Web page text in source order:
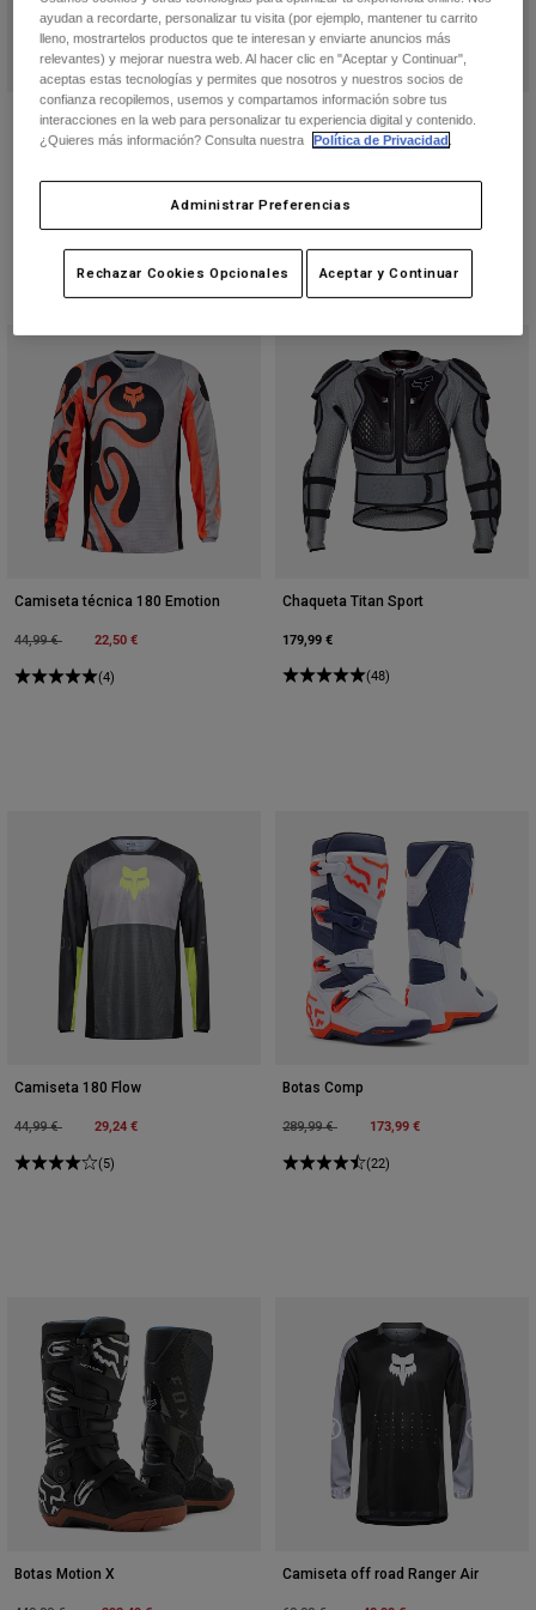
Camiseta 360 Fade
Price reduced from
180 Digi Image Gloves
Price reduced from
29,99 €to 19,49 €
Camiseta técnica 180 Emotion
Price reduced from
44,99 €to 22,50 €
(4)
Chaqueta Titan Sport
179,99 €
(48)
Camiseta 180 Flow
Price reduced from
44,99 €to 29,24 €
(5)
Botas Comp
Price reduced from
289,99 €to 173,99 €
(22)
Botas Motion X Camiseta off road Ranger Air
ayudan a recordarte, personalizar tu visita (por ejemplo, mantener tu carrito
lleno, mostrartelos productos que te interesan y enviarte anuncios más
relevantes) y mejorar nuestra web. Al hacer clic en "Aceptar y Continuar",
aceptas estas tecnologías y permites que nosotros y nuestros socios de
confianza recopilemos, usemos y compartamos información sobre tus
interacciones en la web para personalizar tu experiencia digital y contenido.
¿Quieres más información? Consulta nuestra
Política de Privacidad
Administrar Preferencias
Rechazar Cookies Opcionales Aceptar y Continuar